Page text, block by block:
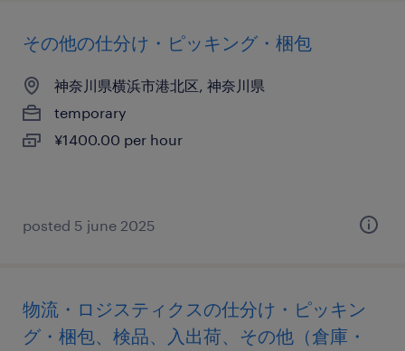
その他の仕分け・ピッキング・梱包
神奈川県横浜市港北区, 神奈川県
temporary
¥1400.00 per hour
posted 5 june 2025
物流・ロジスティクスの仕分け・ピッキン
グ・梱包、検品、入出荷、その他（倉庫・